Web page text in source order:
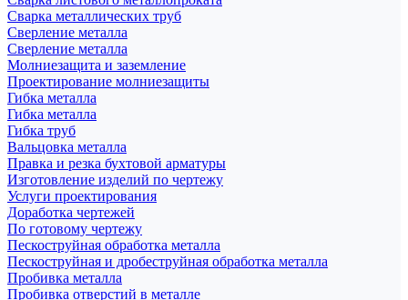
Сварка металлических труб
Сверление металла
Сверление металла
Молниезащита и заземление
Проектирование молниезащиты
Гибка металла
Гибка металла
Гибка труб
Вальцовка металла
Правка и резка бухтовой арматуры
Изготовление изделий по чертежу
Услуги проектирования
Доработка чертежей
По готовому чертежу
Пескоструйная обработка металла
Пескоструйная и дробеструйная обработка металла
Пробивка металла
Пробивка отверстий в металле